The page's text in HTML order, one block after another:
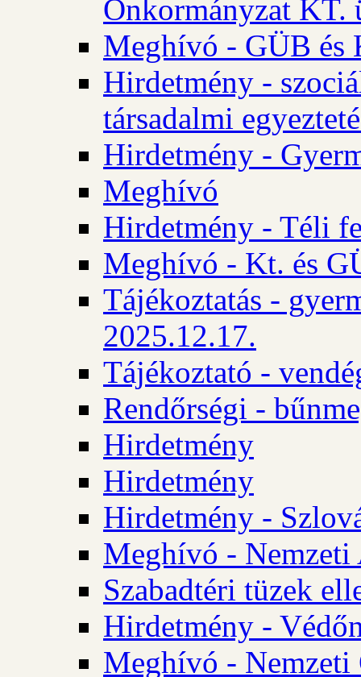
Önkormányzat KT.
Meghívó - GÜB és
Hirdetmény -
társadalmi
Hirdetmény -
Meghívó
Hirdetmény - Téli
Meghívó - Kt. és
Tájékoztatás -
2025.12.17.
Tájékoztató -
Rendőrségi -
Hirdetmény
Hirdetmény
Hirdetmény -
Meghívó - Nemzeti
Szabadtéri tüzek
Hirdetmény -
Meghívó - Nemzeti